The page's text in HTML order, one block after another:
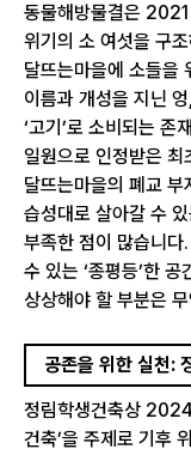
동물해방물결은
위기의 소 여섯을 구
달뜨는마을에 소들을
이름과 개성을 지닌
‘고기’로 소비되는 존
일원으로 인정받은 최
달뜨는마을의 폐교 부
습성대로 살아갈 수
부족한 점이 많습니
수 있는 ‘종평등’한
상상해야 할 부분은
공존을 위한 실천:
정림학생건축상 2024
건축’을 주제로 기후